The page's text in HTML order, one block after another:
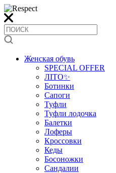
Женская обувь
SPECIAL OFFER
ЛІТО✨
Ботинки
Сапоги
Туфли
Туфли лодочка
Балетки
Лоферы
Кроссовки
Кеды
Босоножки
Сандалии